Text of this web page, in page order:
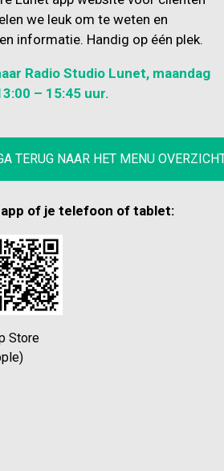
we leuk om te weten en
informatie. Handig op één plek.
Radio Studio Lunet, maandag
– 15:45 uur.
TERUG NAAR HET MENU
of je telefoon of tablet: